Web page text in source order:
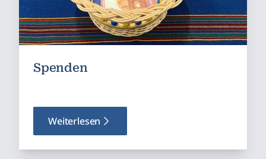
Spenden
Weiterlesen